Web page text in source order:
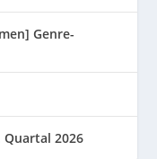
Genre-
Quartal 2026